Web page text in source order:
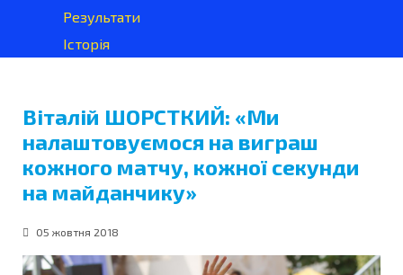
Результати
Історія
Віталій ШОРСТКИЙ: «Ми
налаштовуємося на виграш
кожного матчу, кожної секунди
на майданчику»
05 жовтня 2018